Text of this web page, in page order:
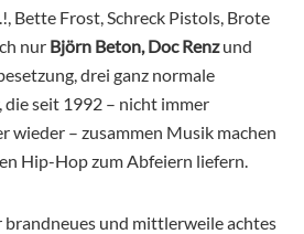
Bette Frost, Schreck Pistols, Brote
nur Björn Beton, Doc Renzund
drei ganz normale
seit 1992 – nicht immer
wieder – zusammen Musik machen
Hip-Hop zum Abfeiern liefern.
brandneues und mittlerweile achtes